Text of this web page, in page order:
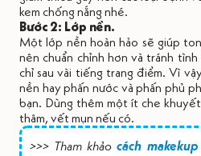
kem chống nắng nhé.
Bước 2: Lớp nền.
Một lớp nền hoàn hảo sẽ giúp
nên chuẩn chỉnh hơn và tránh
chỉ sau vài tiếng trang điểm. Vì
nền hay phấn nước và phấn phủ
bạn. Dùng thêm một ít che
thâm, vết mụn nếu có.
>>> Tham khảocách